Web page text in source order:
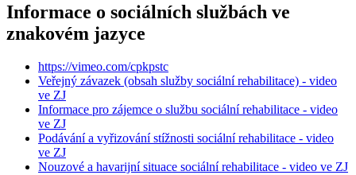
Informace o sociálních službách ve
znakovém jazyce
https://vimeo.com/cpkpstc
Veřejný závazek (obsah služby sociální rehabilitace) - video
ve ZJ
Informace pro zájemce o službu sociální rehabilitace - video
ve ZJ
Podávání a vyřizování stížnosti sociální rehabilitace - video
ve ZJ
Nouzové a havarijní situace sociální rehabilitace - video ve ZJ